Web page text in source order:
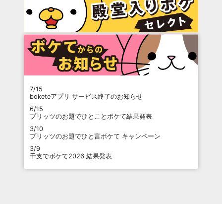
7/15
boketeアプリ サービス終了のお知らせ
6/15
プリッツのお題でひとことボケて結果発表
3/10
プリッツのお題でひと言ボケて キャンペーン
3/9
干支でボケて2026 結果発表